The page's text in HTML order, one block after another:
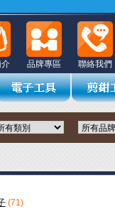
聯絡我們
品牌專區
(71)